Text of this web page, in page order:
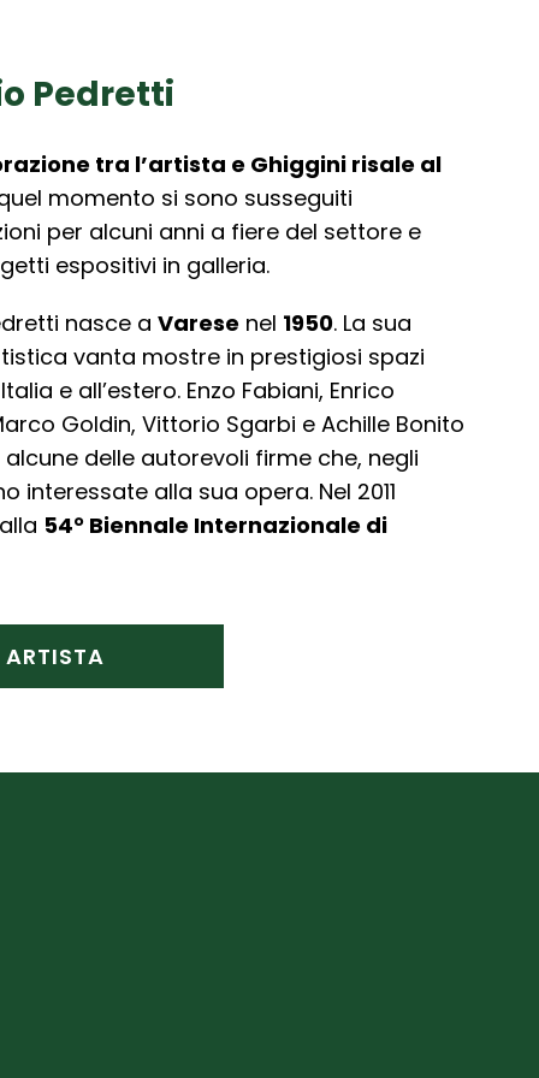
Pedretti
tra l’artista e Ghiggini risale al
momento si sono susseguiti
per alcuni anni a fiere del settore e
espositivi in galleria.
nasce a Varese nel 1950. La sua
vanta mostre in prestigiosi spazi
e all’estero. Enzo Fabiani, Enrico
Goldin, Vittorio Sgarbi e Achille Bonito
delle autorevoli firme che, negli
interessate alla sua opera. Nel 2011
54° Biennale Internazionale di
ARTISTA